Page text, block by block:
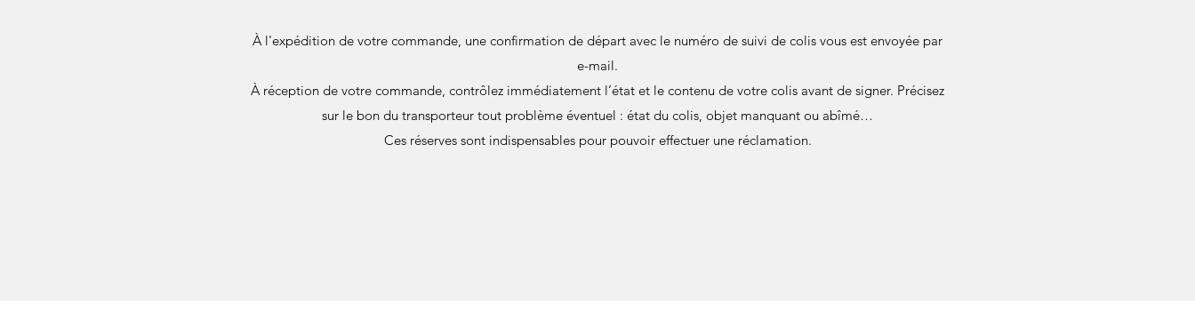
À l'expédition de votre commande, une confirmation de départ avec le numéro de suivi de colis vous est envoyée par
e-mail.
À réception de votre commande, contrôlez immédiatement l’état et le contenu de votre colis avant de signer. Précisez
sur le bon du transporteur tout problème éventuel : état du colis, objet manquant ou abîmé…
Ces réserves sont indispensables pour pouvoir effectuer une réclamation.